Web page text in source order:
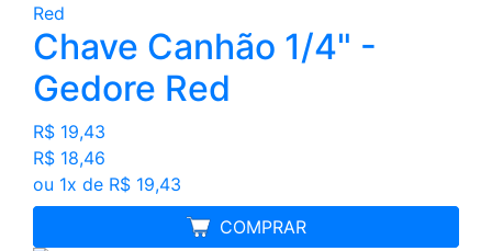
Chave Canhão 1/4" -
Gedore Red
R$ 19,43
R$ 18,46
ou 1x de R$ 19,43
COMPRAR
MELHOR PREÇO